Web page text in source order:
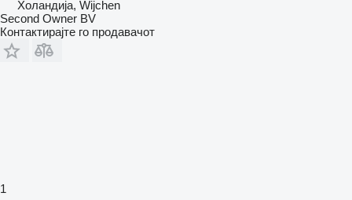
Холандија, Wijchen
Second Owner BV
Контактирајте го продавачот
1